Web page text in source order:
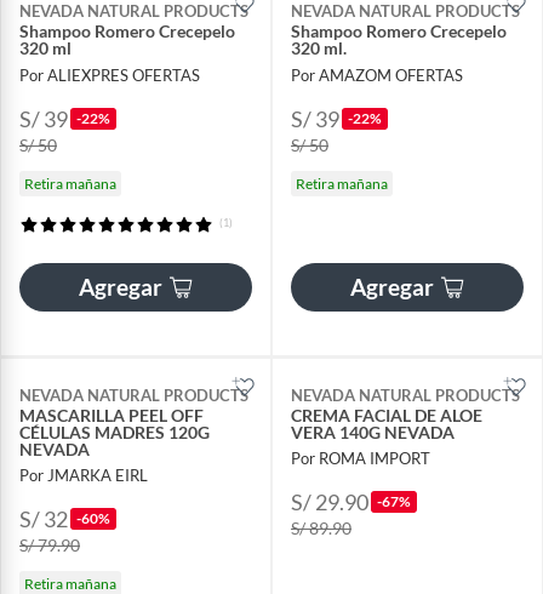
NEVADA NATURAL PRODUCTS
Shampoo Romero Crecepelo
320 ml
Por ALIEXPRES OFERTAS
S/ 39 -22%
S/ 50
Retira mañana
(1)
Agregar
NEVADA NATURAL PRODUCTS
Shampoo Romero Crecepelo
320 ml.
Por AMAZOM OFERTAS
S/ 39 -22%
S/ 50
Retira mañana
Agregar
NEVADA NATURAL PRODUCTS
MASCARILLA PEEL OFF
CÉLULAS MADRES 120G
NEVADA
Por JMARKA EIRL
S/ 32 -60%
S/ 79.90
Retira mañana
NEVADA NATURAL PRODUCTS
CREMA FACIAL DE ALOE
VERA 140G NEVADA
Por ROMA IMPORT
S/ 29.90 -67%
S/ 89.90